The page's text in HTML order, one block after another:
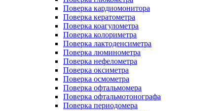
Поверка кардиомонитора
Поверка кератометра
Поверка коагулометра
Поверка колориметра
Поверка лактоденсиметра
Поверка люминометра
Поверка нефелометра
Поверка оксиметра
Поверка осмометра
Поверка офтальмомера
Поверка офтальмотонографа
Поверка периодомера